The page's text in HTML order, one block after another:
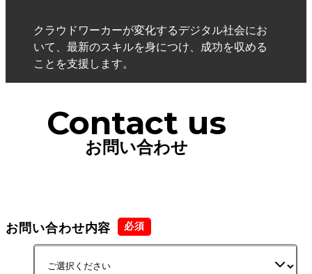
クラウドワーカーが変化するデジタル社会にお
いて、最新のスキルを身につけ、成功を収める
ことを支援します。
Contact us
お問い合わせ
お問い合わせ内容